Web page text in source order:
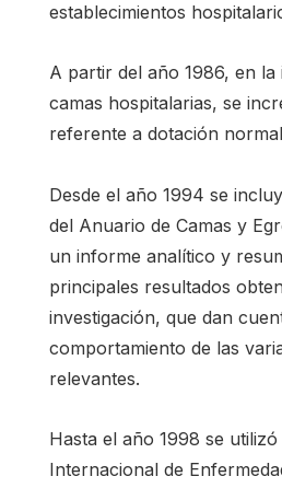
establecimientos
A partir del año 1986, en la
camas hospitalarias, se
referente a dotación
Desde el año 1994 se
del Anuario de Camas y
un informe analítico y
principales resultados
investigación, que dan
comportamiento de las
relevantes.
Hasta el año 1998 se
Internacional de